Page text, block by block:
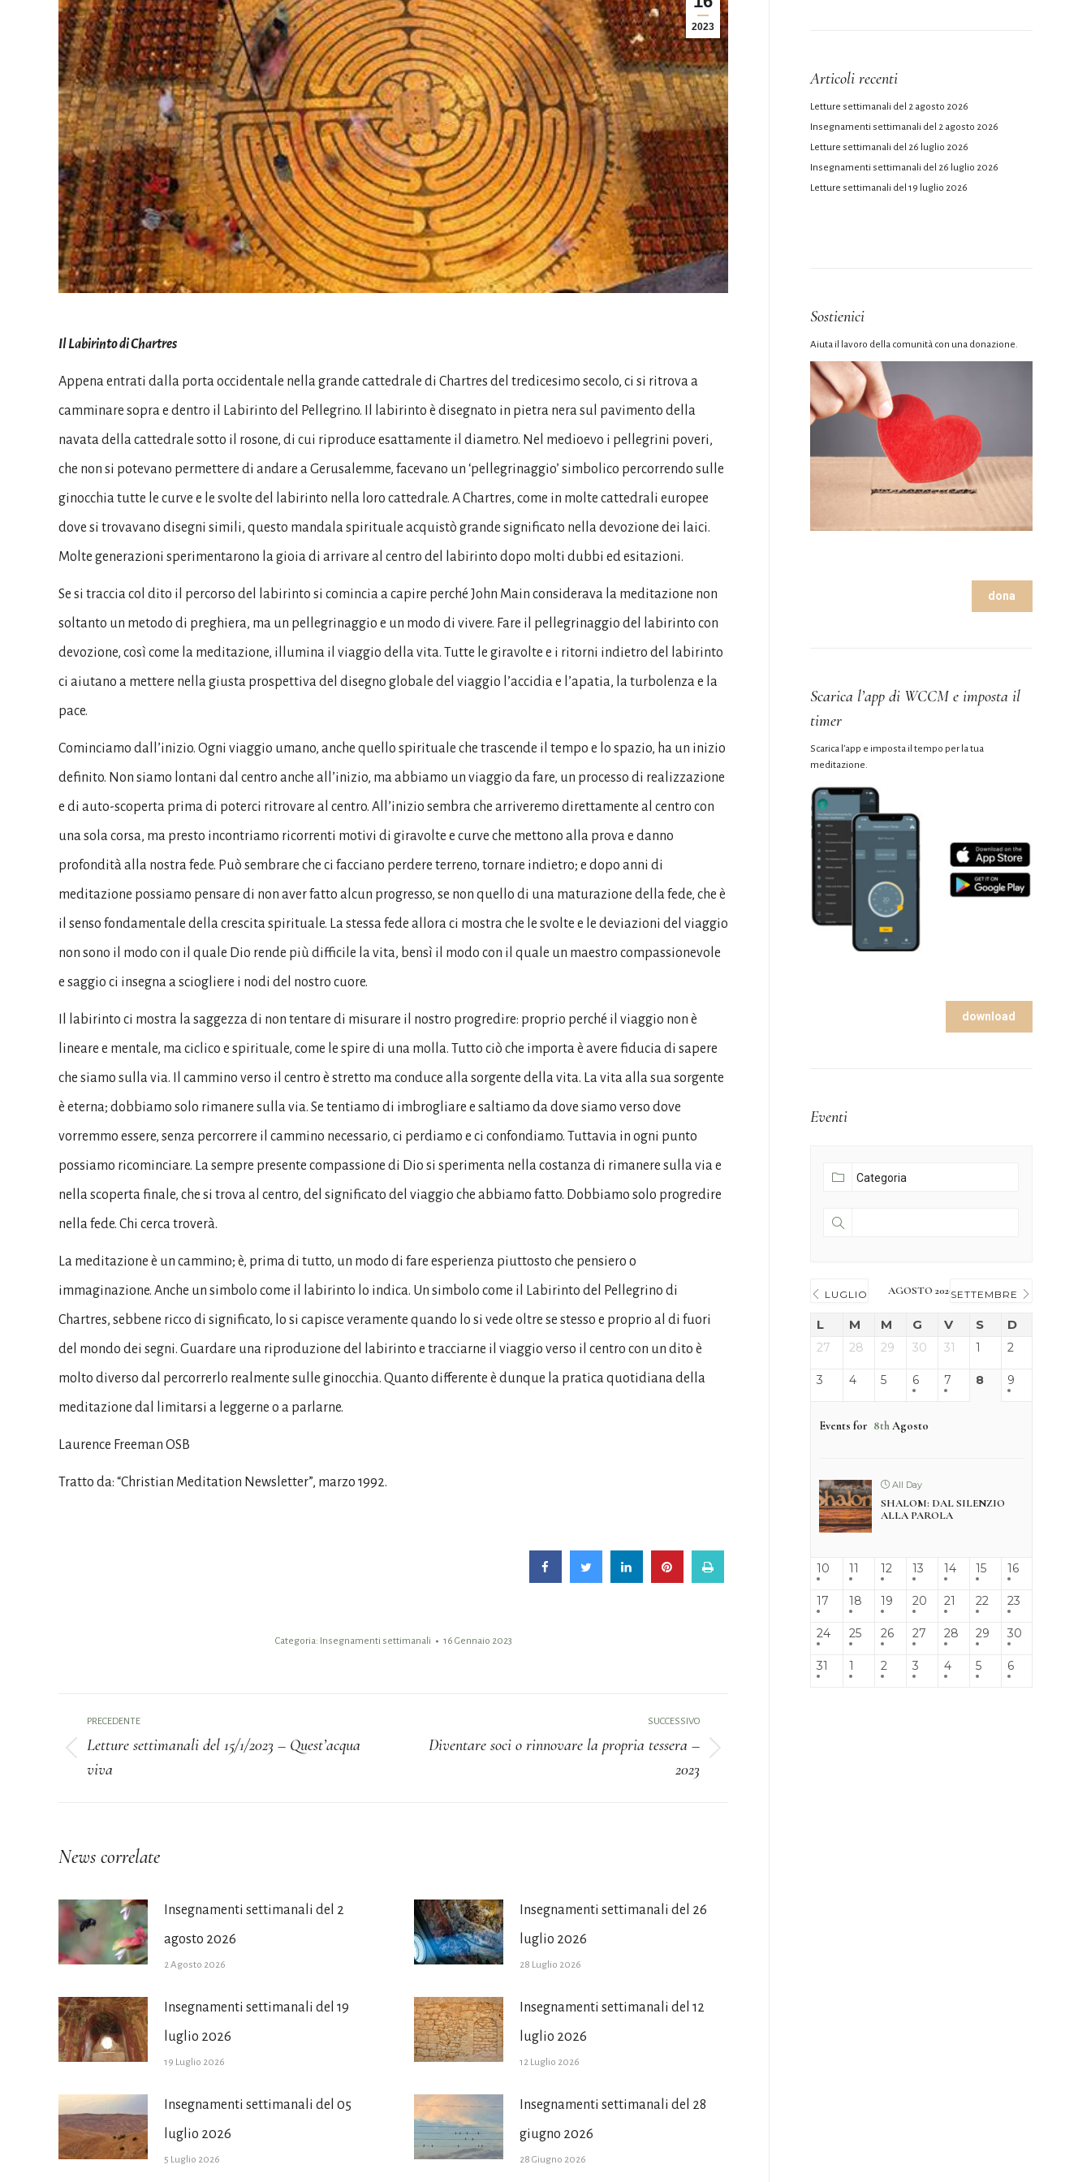
2023
Il Labirinto di Chartres
Appena entrati dalla porta occidentale nella grande cattedrale di Chartres del tredicesimo secolo, ci si ritrova a
camminare sopra e dentro il Labirinto del Pellegrino. Il labirinto è disegnato in pietra nera sul pavimento della
navata della cattedrale sotto il rosone, di cui riproduce esattamente il diametro. Nel medioevo i pellegrini poveri,
che non si potevano permettere di andare a Gerusalemme, facevano un ‘pellegrinaggio’ simbolico percorrendo sulle
ginocchia tutte le curve e le svolte del labirinto nella loro cattedrale. A Chartres, come in molte cattedrali europee
dove si trovavano disegni simili, questo mandala spirituale acquistò grande significato nella devozione dei laici.
Molte generazioni sperimentarono la gioia di arrivare al centro del labirinto dopo molti dubbi ed esitazioni.
Se si traccia col dito il percorso del labirinto si comincia a capire perché John Main considerava la meditazione non
soltanto un metodo di preghiera, ma un pellegrinaggio e un modo di vivere. Fare il pellegrinaggio del labirinto con
devozione, così come la meditazione, illumina il viaggio della vita. Tutte le giravolte e i ritorni indietro del labirinto
ci aiutano a mettere nella giusta prospettiva del disegno globale del viaggio l’accidia e l’apatia, la turbolenza e la
pace.
Cominciamo dall’inizio. Ogni viaggio umano, anche quello spirituale che trascende il tempo e lo spazio, ha un inizio
definito. Non siamo lontani dal centro anche all’inizio, ma abbiamo un viaggio da fare, un processo di realizzazione
e di auto-scoperta prima di poterci ritrovare al centro. All’inizio sembra che arriveremo direttamente al centro con
una sola corsa, ma presto incontriamo ricorrenti motivi di giravolte e curve che mettono alla prova e danno
profondità alla nostra fede. Può sembrare che ci facciano perdere terreno, tornare indietro; e dopo anni di
meditazione possiamo pensare di non aver fatto alcun progresso, se non quello di una maturazione della fede, che è
il senso fondamentale della crescita spirituale. La stessa fede allora ci mostra che le svolte e le deviazioni del viaggio
non sono il modo con il quale Dio rende più difficile la vita, bensì il modo con il quale un maestro compassionevole
e saggio ci insegna a sciogliere i nodi del nostro cuore.
Il labirinto ci mostra la saggezza di non tentare di misurare il nostro progredire: proprio perché il viaggio non è
lineare e mentale, ma ciclico e spirituale, come le spire di una molla. Tutto ciò che importa è avere fiducia di sapere
che siamo sulla via. Il cammino verso il centro è stretto ma conduce alla sorgente della vita. La vita alla sua sorgente
è eterna; dobbiamo solo rimanere sulla via. Se tentiamo di imbrogliare e saltiamo da dove siamo verso dove
vorremmo essere, senza percorrere il cammino necessario, ci perdiamo e ci confondiamo. Tuttavia in ogni punto
possiamo ricominciare. La sempre presente compassione di Dio si sperimenta nella costanza di rimanere sulla via e
nella scoperta finale, che si trova al centro, del significato del viaggio che abbiamo fatto. Dobbiamo solo progredire
nella fede. Chi cerca troverà.
La meditazione è un cammino; è, prima di tutto, un modo di fare esperienza piuttosto che pensiero o
immaginazione. Anche un simbolo come il labirinto lo indica. Un simbolo come il Labirinto del Pellegrino di
Chartres, sebbene ricco di significato, lo si capisce veramente quando lo si vede oltre se stesso e proprio al di fuori
del mondo dei segni. Guardare una riproduzione del labirinto e tracciarne il viaggio verso il centro con un dito è
molto diverso dal percorrerlo realmente sulle ginocchia. Quanto differente è dunque la pratica quotidiana della
meditazione dal limitarsi a leggerne o a parlarne.
Laurence Freeman OSB
Tratto da: “Christian Meditation Newsletter”, marzo 1992.
Categoria: Insegnamenti settimanali 16 Gennaio 2023
Naviga
tra
PRECEDENTE
Post
Letture settimanali del 15/1/2023 – Quest’acqua
viva
SUCCESSIVO
Diventare soci o rinnovare la propria tessera –
2023
News correlate
Insegnamenti settimanali del 2
agosto 2026
2 Agosto 2026
Insegnamenti settimanali del 26
luglio 2026
28 Luglio 2026
Insegnamenti settimanali del 19
luglio 2026
19 Luglio 2026
Insegnamenti settimanali del 12
luglio 2026
12 Luglio 2026
Insegnamenti settimanali del 05
luglio 2026
5 Luglio 2026
Insegnamenti settimanali del 28
giugno 2026
28 Giugno 2026
Articoli recenti
Letture settimanali del 2 agosto 2026
Insegnamenti settimanali del 2 agosto 2026
Letture settimanali del 26 luglio 2026
Insegnamenti settimanali del 26 luglio 2026
Letture settimanali del 19 luglio 2026
Sostienici
Aiuta il lavoro della comunità con una donazione.
dona
Scarica l’app di WCCM e imposta il
timer
Scarica l’app e imposta il tempo per la tua
meditazione.
download
Eventi
LUGLIO AGOSTO 2026SETTEMBRE
L M M G V S D
27 28 29 30 31 1 2
3 4 5 6 7 8 9
Events for 8thAgosto
All Day
SHALOM: DAL SILENZIO
ALLA PAROLA
10 11 12 13 14 15 16
17 18 19 20 21 22 23
24 25 26 27 28 29 30
31 1 2 3 4 5 6